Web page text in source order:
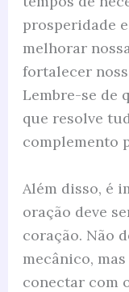
prosperidade
melhorar
fortalecer
Lembre-se de
que resolve
complemento
Além disso, é
oração deve
coração. Não
mecânico,
conectar com